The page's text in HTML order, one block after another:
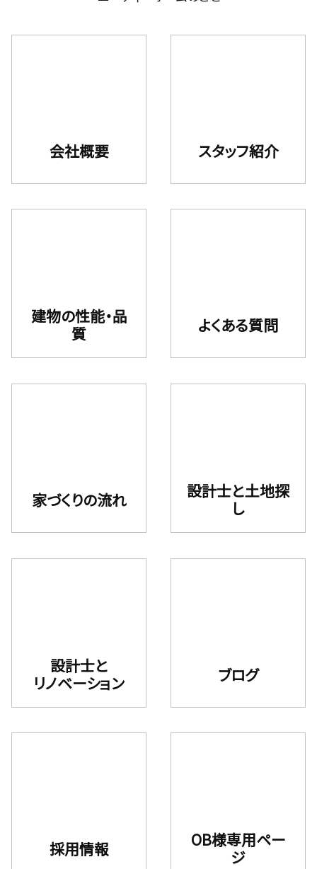
会社概要 スタッフ紹介
建物の性能・品
質
よくある質問
家づくりの流れ
設計⼠と⼟地探
し
設計士と
リノベーション
ブログ
採用情報
OB様専用ペー
ジ